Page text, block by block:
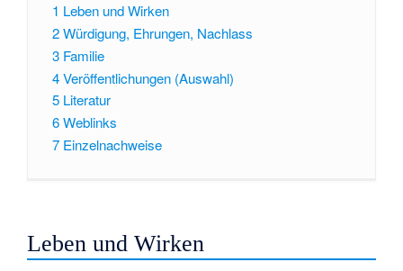
1 Leben und Wirken
2Würdigung, Ehrungen, Nachlass
3 Familie
4Veröffentlichungen (Auswahl)
5 Literatur
6Weblinks
7 Einzelnachweise
Leben und Wirken